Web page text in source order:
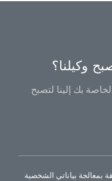
وكيلنا؟
بك إلينا لتصبح
بمعالجة بياناتي الشخصية